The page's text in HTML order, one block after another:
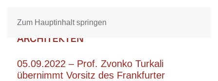
Zum Hauptinhalt springen
05.09.2022 – Prof. Zvonko Turkali
übernimmt Vorsitz des Frankfurter